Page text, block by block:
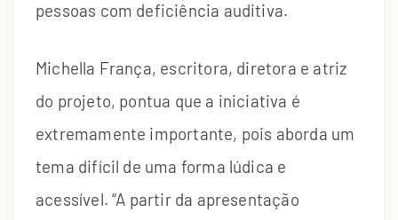
pessoas com deficiência auditiva.
Michella França, escritora, diretora e atriz
do projeto, pontua que a iniciativa é
extremamente importante, pois aborda um
tema difícil de uma forma lúdica e
acessível. “A partir da apresentação